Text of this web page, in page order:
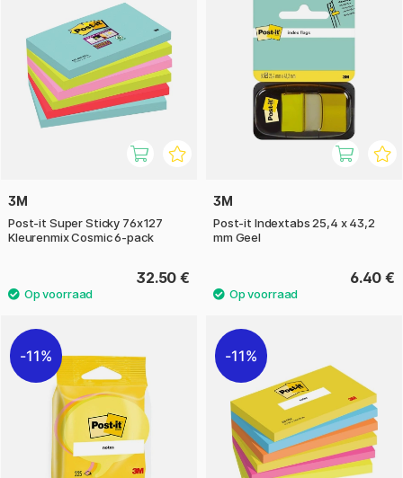
3M
Post-it Super Sticky 76x127
Kleurenmix Cosmic 6-pack
32.50 €
3M
Post-it Indextabs 25,4 x 43,2
mm Geel
6.40 €
11% 11%